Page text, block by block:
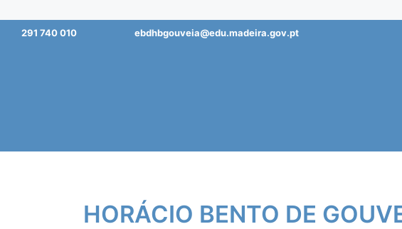
Saltar291 740 010 ebdhbgouveia@edu.madeira.gov.pt
HORÁCIO BENTO DE